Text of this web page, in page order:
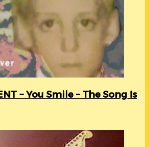
– You Smile – The Song Is